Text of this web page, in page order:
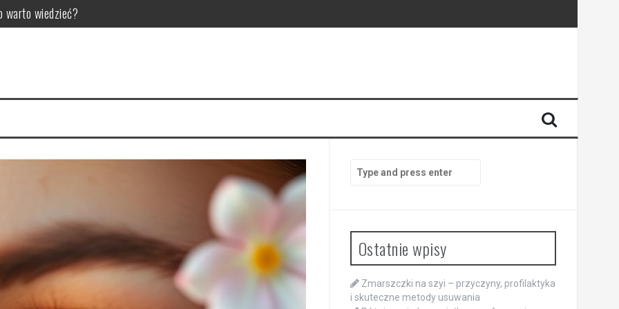
warto wiedzieć?
problemy
Przepis i właściwości
for:
Ostatnie wpisy
Zmarszczki na szyi – przyczyny, profilaktyka
i skuteczne metody usuwania